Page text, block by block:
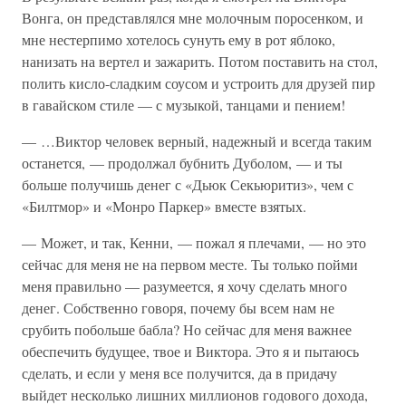
Вонга, он представлялся мне молочным поросенком, и
мне нестерпимо хотелось сунуть ему в рот яблоко,
нанизать на вертел и зажарить. Потом поставить на стол,
полить кисло-сладким соусом и устроить для друзей пир
в гавайском стиле — с музыкой, танцами и пением!
— …Виктор человек верный, надежный и всегда таким
останется, — продолжал бубнить Дуболом, — и ты
больше получишь денег с «Дьюк Секьюритиз», чем с
«Билтмор» и «Монро Паркер» вместе взятых.
— Может, и так, Кенни, — пожал я плечами, — но это
сейчас для меня не на первом месте. Ты только пойми
меня правильно — разумеется, я хочу сделать много
денег. Собственно говоря, почему бы всем нам не
срубить побольше бабла? Но сейчас для меня важнее
обеспечить будущее, твое и Виктора. Это я и пытаюсь
сделать, и если у меня все получится, да в придачу
выйдет несколько лишних миллионов годового дохода,